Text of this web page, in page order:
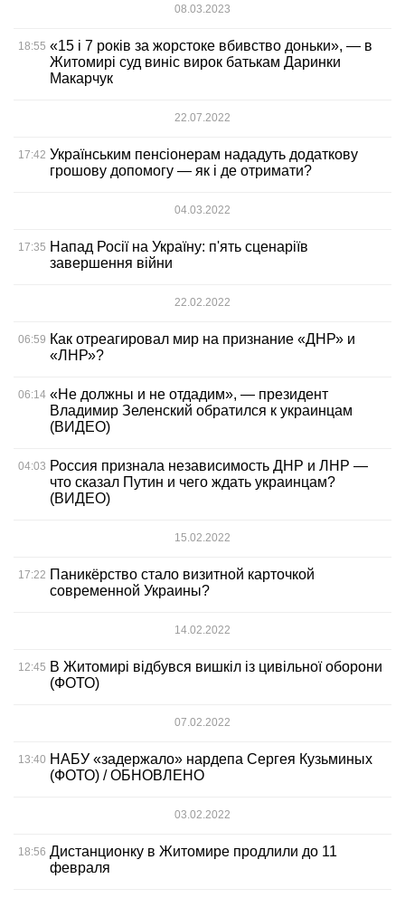
08.03.2023
18:55 «15 і 7 років за жорстоке вбивство доньки», — в
Житомирі суд виніс вирок батькам Даринки
Макарчук
22.07.2022
17:42 Українським пенсіонерам нададуть додаткову
грошову допомогу — як і де отримати?
04.03.2022
17:35 Напад Росії на Україну: п'ять сценаріїв
завершення війни
22.02.2022
06:59 Как отреагировал мир на признание «ДНР» и
«ЛНР»?
06:14 «Не должны и не отдадим», — президент
Владимир Зеленский обратился к украинцам
(ВИДЕО)
04:03 Россия признала независимость ДНР и ЛНР —
что сказал Путин и чего ждать украинцам?
(ВИДЕО)
15.02.2022
17:22 Паникёрство стало визитной карточкой
современной Украины?
14.02.2022
12:45 В Житомирі відбувся вишкіл із цивільної оборони
(ФОТО)
07.02.2022
13:40 НАБУ «задержало» нардепа Сергея Кузьминых
(ФОТО) / ОБНОВЛЕНО
03.02.2022
18:56 Дистанционку в Житомире продлили до 11
февраля